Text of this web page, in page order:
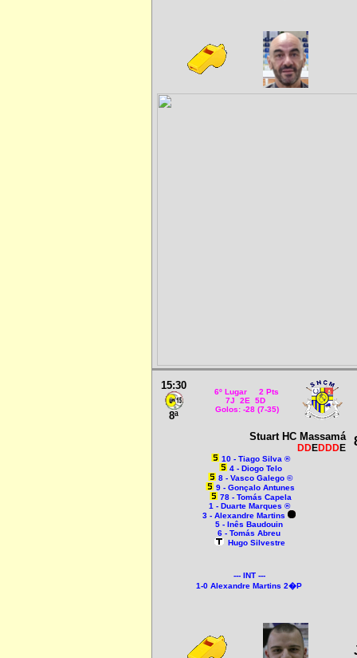
15:30
8ª
6º Lugar 2 Pts
7J 2E 5D
Golos: -28 (7-35)
Stuart HC Massamá
DDEDDDE
10 - Tiago Silva ®
4 - Diogo Telo
8 - Vasco Galego ©
9 - Gonçalo Antunes
78 - Tomás Capela
1 - Duarte Marques ®
3 - Alexandre Martins
5 - Inês Baudouin
6 - Tomás Abreu
Hugo Silvestre
--- INT ---
1-0 Alexandre Martins 2�P